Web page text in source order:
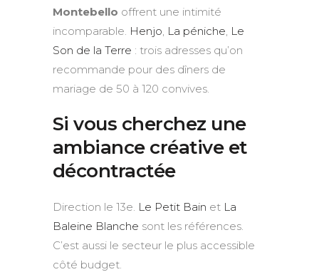
Montebello offrent une intimité
incomparable. Henjo, La péniche, Le
Son de la Terre : trois adresses qu’on
recommande pour des dîners de
mariage de 50 à 120 convives.
Si vous cherchez une
ambiance créative et
décontractée
Direction le 13e. Le Petit Bain et La
Baleine Blanche sont les références.
C’est aussi le secteur le plus accessible
côté budget.